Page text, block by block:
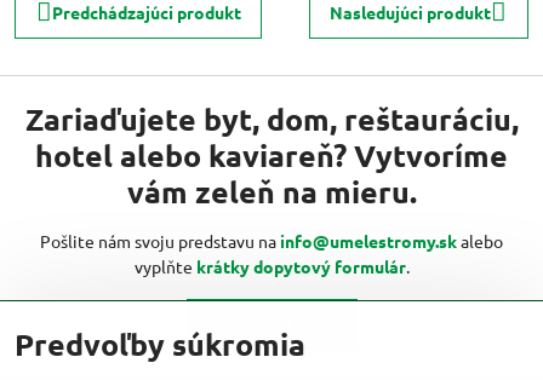
Predchádzajúci produkt Nasledujúci produkt
Zariaďujete byt, dom, reštauráciu,
hotel alebo kaviareň? Vytvoríme
vám zeleň na mieru.
Pošlite nám svoju predstavu na info@umelestromy.skalebo
vyplňte krátky dopytový formulár.
Predvoľby súkromia